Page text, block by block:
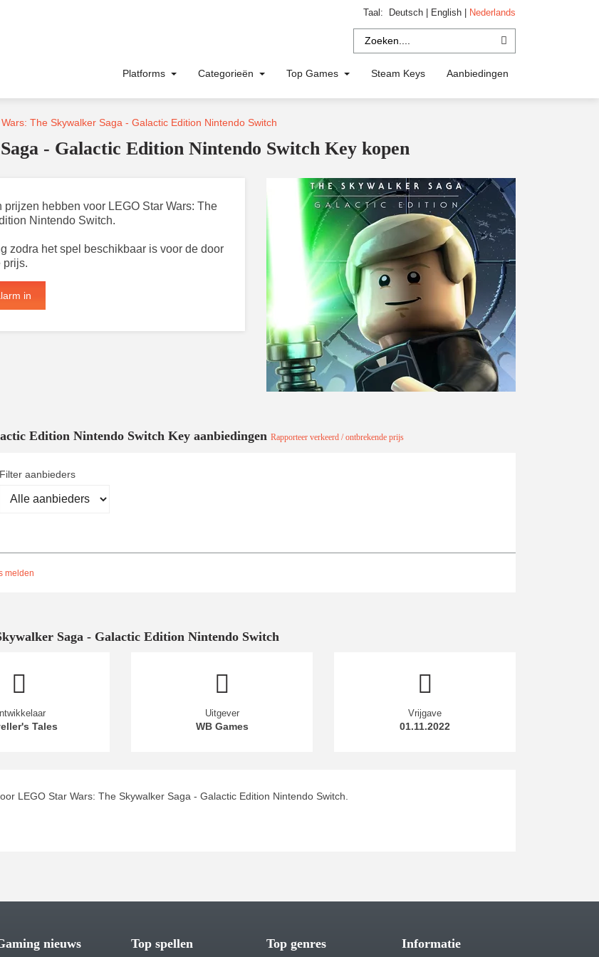
Taal: Deutsch English Nederlands
Platforms Categorieën Top Games Steam Keys Aanbiedingen
The Skywalker Saga - Galactic Edition Nintendo Switch
- Galactic Edition Nintendo Switch Key kopen
hebben voor LEGO Star Wars: The
Nintendo Switch.
zodra het spel beschikbaar is voor de door
prijs.
in
Edition Nintendo Switch Key aanbiedingen Rapporteer verkeerd / ontbrekende prijs
Filter aanbieders
melden
Saga - Galactic Edition Nintendo Switch
Tales
Uitgever
WB Games
Vrijgave
01.11.2022
LEGO Star Wars: The Skywalker Saga - Galactic Edition Nintendo Switch.
nieuws Top spellen Top genres Informatie